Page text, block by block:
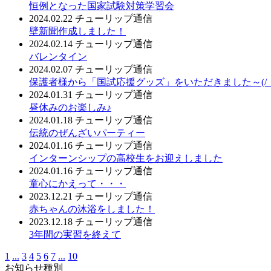
恒例となった国家試験対策学習会
2024.02.22 チューリップ通信
壁新聞作成しました！
2024.02.14 チューリップ通信
バレンタイン
2024.02.07 チューリップ通信
保護者様から「国試応援グッズ」をいただきました～(/
2024.01.31 チューリップ通信
昼休みのお楽しみ♪
2024.01.18 チューリップ通信
伝統のぜんざいパーティー
2024.01.16 チューリップ通信
インターンシップの高校生をお迎えしました
2024.01.16 チューリップ通信
童心にかえって・・・
2023.12.21 チューリップ通信
赤ちゃんの沐浴をしました！
2023.12.18 チューリップ通信
3年間の実習を終えて
1 ... 3 4 5 6 7 ... 10
お知らせ種別